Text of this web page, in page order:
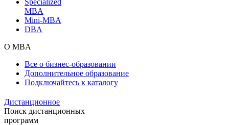
MBA
Mini-MBA
DBA
О MBA
Все о бизнес-образовании
Дополнительное образование
Подключайтесь к каталогу
Дистанционное
Поиск дистанционных
программ